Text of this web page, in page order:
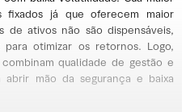
fixados já que oferecem maior
de ativos não são dispensáveis,
otimizar os retornos. Logo,
qualidade de gestão e
mão da segurança e baixa